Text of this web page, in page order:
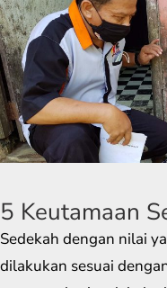
5 Keutamaan
Sedekah dengan nilai
dilakukan sesuai